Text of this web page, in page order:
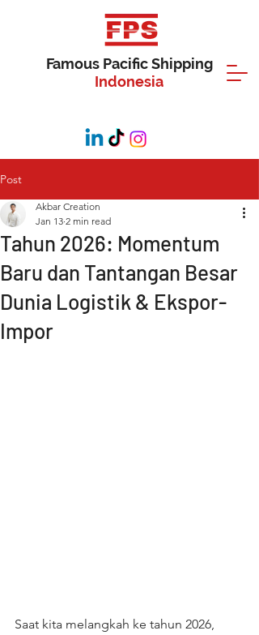
Famous Pacific Shipping
Indonesia
Post
Tahun 2026: Momentum
Baru dan Tantangan Besar
Dunia Logistik & Ekspor-
Impor
Akbar Creation
Jan 13 2 min read
Saat kita melangkah ke tahun 2026,